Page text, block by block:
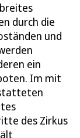
durch die
und
ein
Im mit
des Zirkus